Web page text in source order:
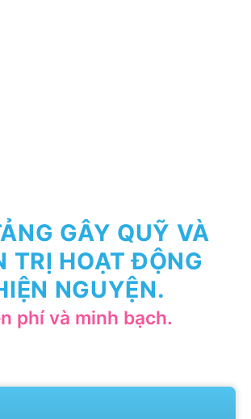
GÂY QUỸ VÀ
TRỊ HOẠT ĐỘNG
NGUYỆN.
phí và minh bạch.